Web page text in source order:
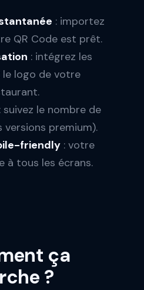
: importez
QR Code est prêt.
: intégrez les
logo de votre
: suivez le nombre de
versions premium).
friendly: votre
à tous les écrans.
ça
?